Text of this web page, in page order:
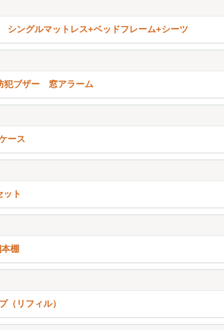
ングルマットレス+ベッドフレーム+シーツ
犯ブザー 窓アラーム
ース
ト
本棚
（リフィル）